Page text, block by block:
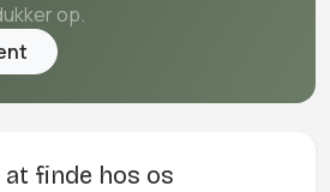
op.
finde hos os